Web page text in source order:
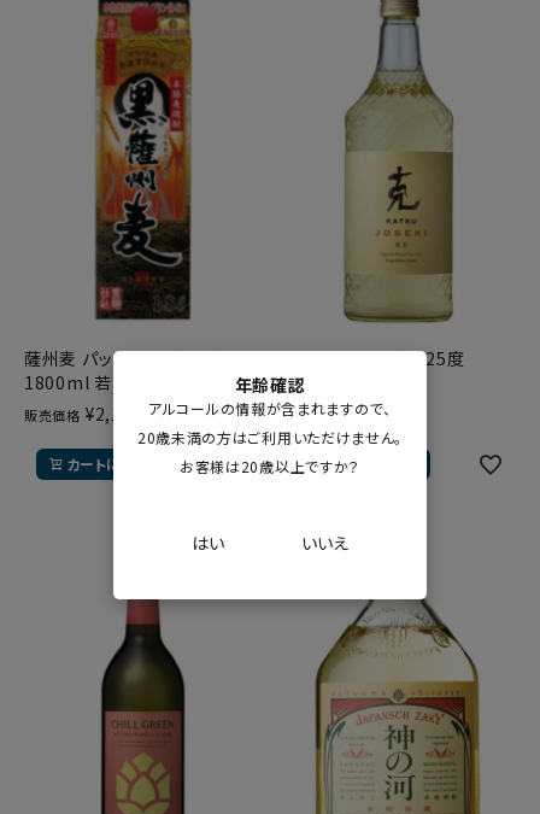
年齢確認
アルコールの情報が含まれますので、
20歳未満の方はご利用いただけません。
お客様は20歳以上ですか？
はい いいえ
薩州麦 パック 麦焼酎 25度
1800ml 若松酒造
販売価格 ¥2,102 税込
カートに入れる
克 定石 麦焼酎 25度
720ml 東酒造
販売価格 ¥1,540
カートに入れる